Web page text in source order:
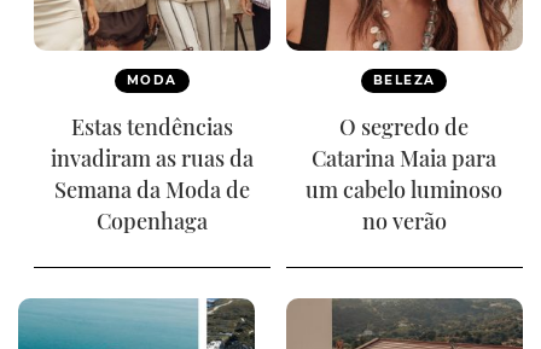
MODA
Estas tendências
invadiram as ruas da
Semana da Moda de
Copenhaga
BELEZA
O segredo de
Catarina Maia para
um cabelo luminoso
no verão